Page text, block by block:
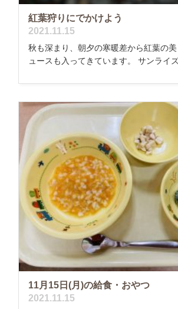
紅葉狩りにでかけよう
2021.11.15
秋も深まり、朝夕の寒暖差から紅葉の
ュースも入ってきています。 サンライ
11月15日(月)の給食・おやつ
2021.11.15